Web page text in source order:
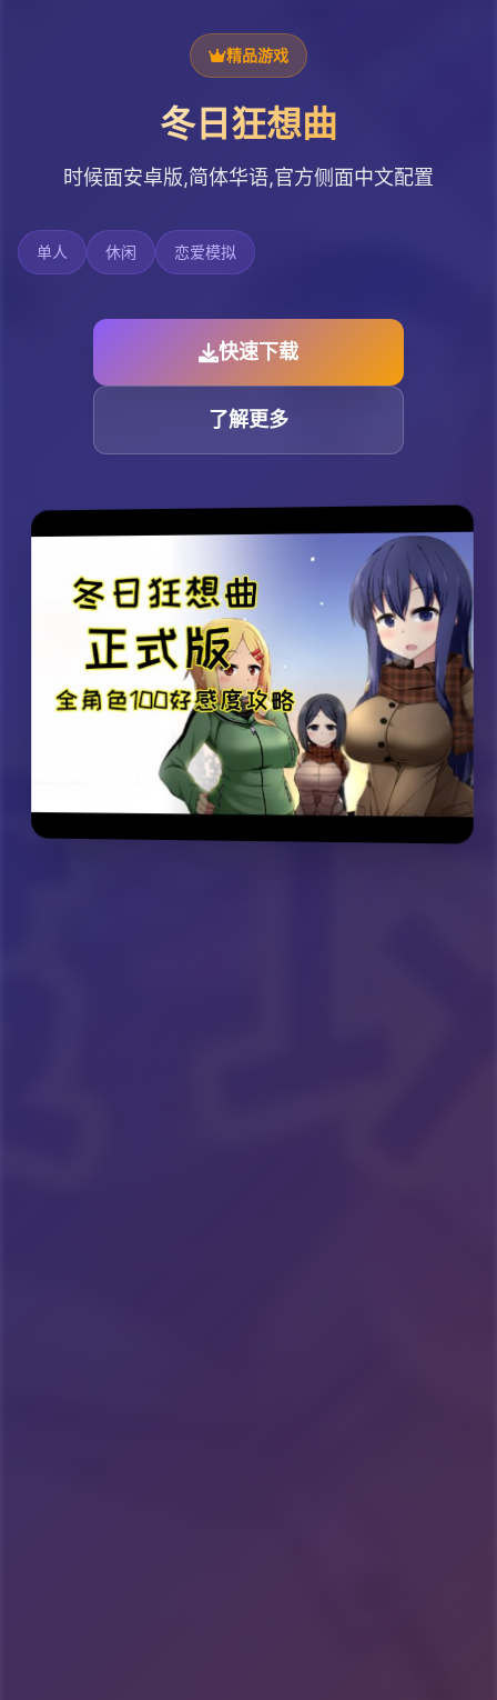
精品游戏
冬日狂想曲
时候面安卓版,简体华语,官方侧面中文配置
单人 休闲 恋爱模拟
快速下载
了解更多